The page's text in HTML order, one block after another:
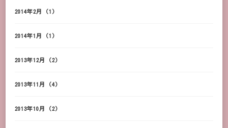
2014年2月 (1)
2014年1月 (1)
2013年12月 (2)
2013年11月 (4)
2013年10月 (2)